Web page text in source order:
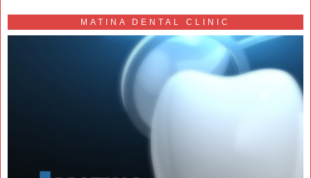
MATINA DENTAL CLINIC